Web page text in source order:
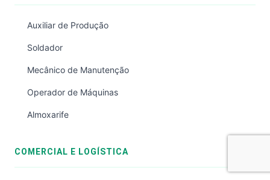
Auxiliar de Produção
Soldador
Mecânico de Manutenção
Operador de Máquinas
Almoxarife
COMERCIAL E LOGÍSTICA